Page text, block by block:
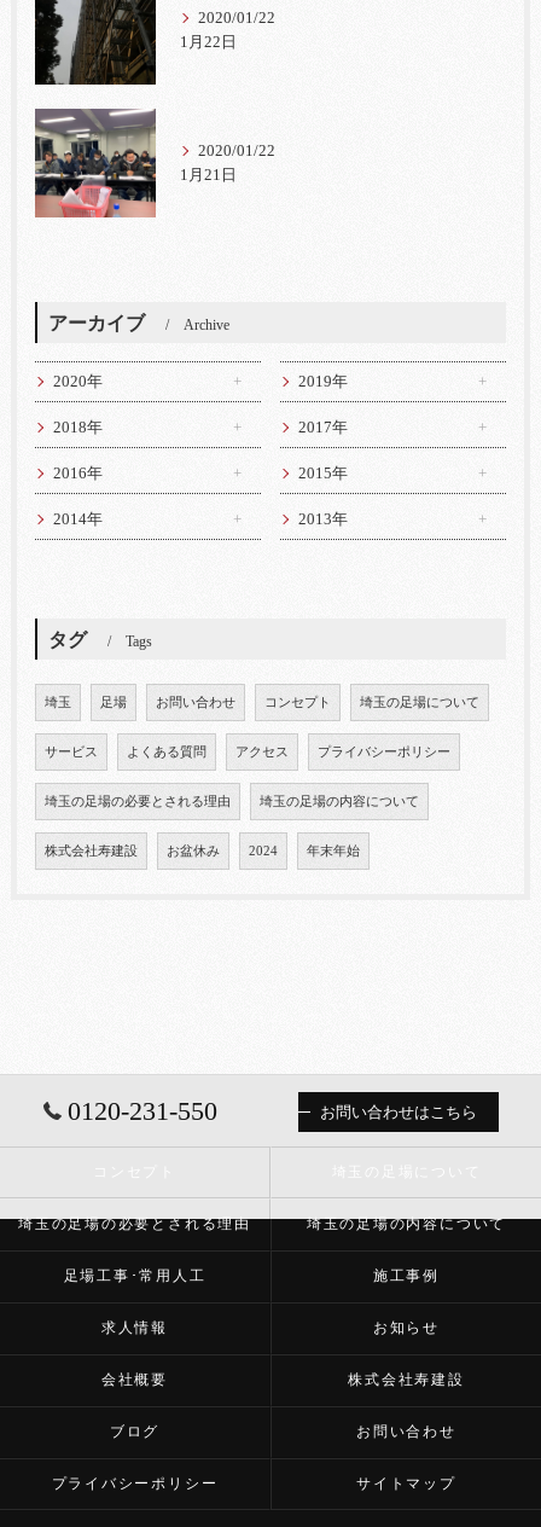
2020/01/22
1月22日
2020/01/22
1月21日
アーカイブ Archive
2020年 2019年
2018年 2017年
2016年 2015年
2014年 2013年
タグ Tags
埼玉 足場 お問い合わせ コンセプト 埼玉の足場について
サービス よくある質問 アクセス プライバシーポリシー
埼玉の足場の必要とされる理由 埼玉の足場の内容について
株式会社寿建設 お盆休み 2024 年末年始
0120-231-550 お問い合わせはこちら
埼玉の足場の必要とされる理由 埼玉の足場の内容について
足場工事･常用人工 施工事例
求人情報 お知らせ
会社概要 株式会社寿建設
ブログ お問い合わせ
プライバシーポリシー サイトマップ